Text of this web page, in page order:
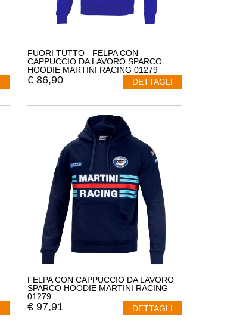
FUORI TUTTO - FELPA CON
CAPPUCCIO DA LAVORO SPARCO
HOODIE MARTINI RACING 01279
TAGLIA XL COLORE NERO
€ 86,90 DETTAGLI
FELPA CON CAPPUCCIO DA LAVORO
SPARCO HOODIE MARTINI RACING
01279
€ 97,91 DETTAGLI